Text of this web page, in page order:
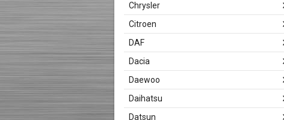
Chrysler
Citroen
DAF
Dacia
Daewoo
Daihatsu
Datsun